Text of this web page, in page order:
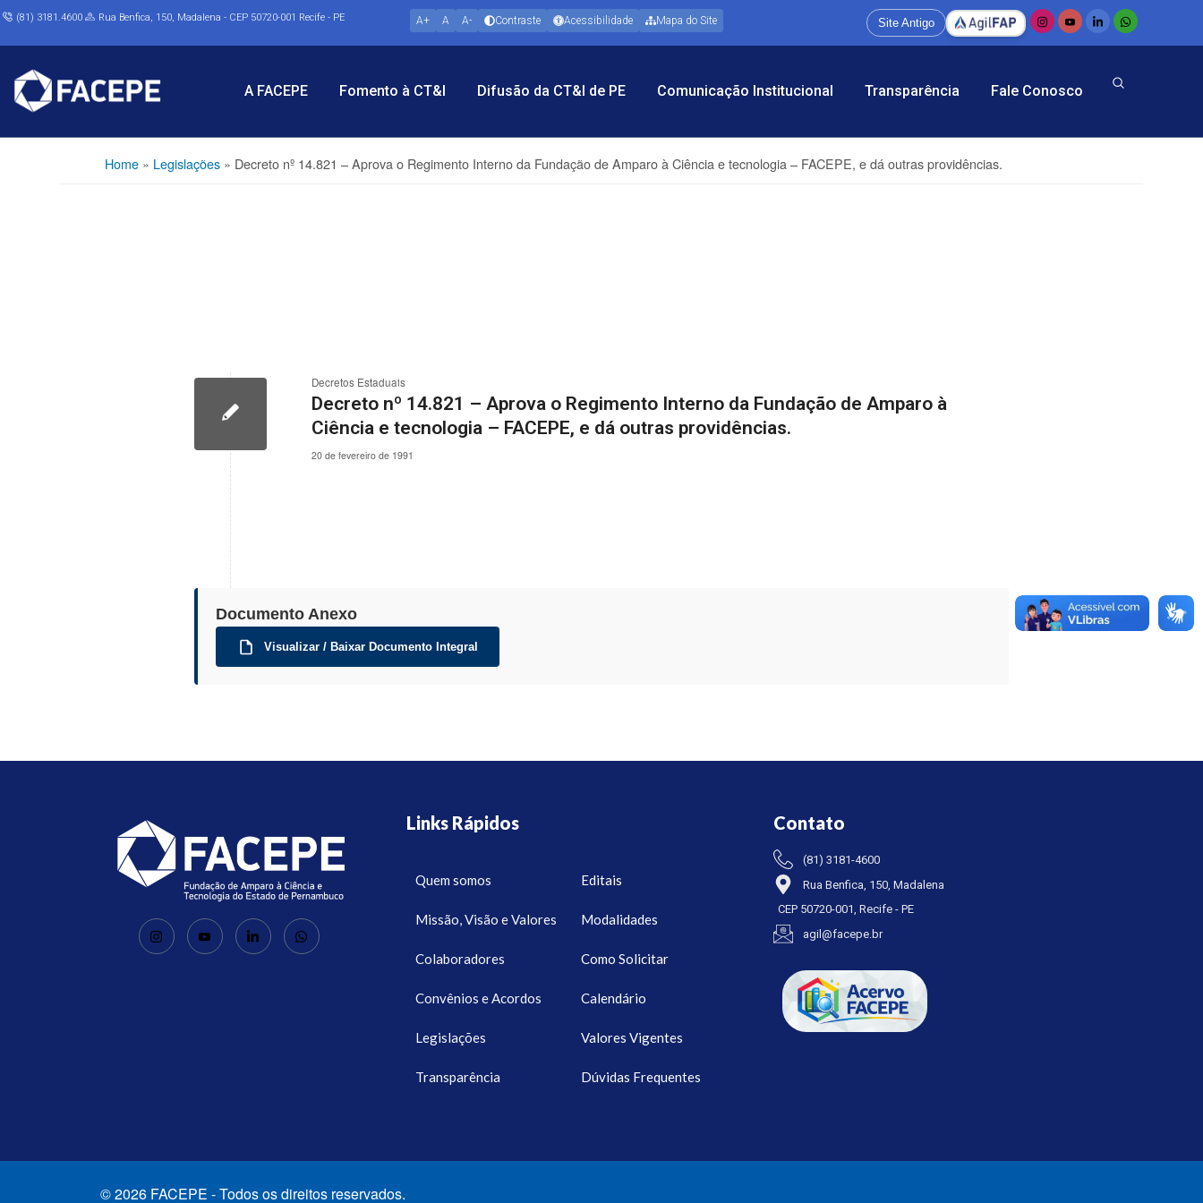
Home » Legislações » Decreto nº 14.821 – Aprova o Regimento Interno da Fundação de Amparo à Ciência e tecnologia – FACEPE, e dá outras providências.
(81) 3181.4600 Rua Benfica, 150, Madalena - CEP 50720-001 Recife - PE A+ A A- Contraste Acessibilidade Mapa do Site Site Antigo
A FACEPE Fomento à CT&I Difusão da CT&I de PE Comunicação Institucional Transparência Fale Conosco
Decretos Estaduais
Decreto nº 14.821 – Aprova o Regimento Interno da Fundação de Amparo à
Ciência e tecnologia – FACEPE, e dá outras providências.
20 de fevereiro de 1991
Documento Anexo
Visualizar / Baixar Documento Integral
Links Rápidos
Quem somos
Missão, Visão e Valores
Colaboradores
Convênios e Acordos
Legislações
Transparência
Editais
Modalidades
Como Solicitar
Calendário
Valores Vigentes
Dúvidas Frequentes
Contato
(81) 3181-4600
Rua Benfica, 150, Madalena
CEP 50720-001, Recife - PE
agil@facepe.br
© 2026 FACEPE - Todos os direitos reservados.